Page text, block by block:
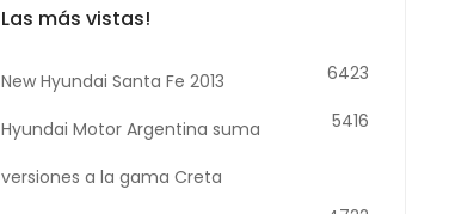
Las más vistas!
New Hyundai Santa Fe 2013 6423
Hyundai Motor Argentina suma
versiones a la gama Creta
5416